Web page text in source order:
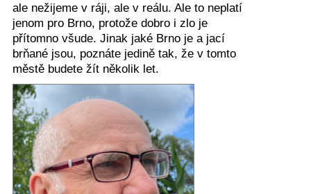
ale nežijeme v ráji, ale v reálu. Ale to neplatí
jenom pro Brno, protože dobro i zlo je
přítomno všude. Jinak jaké Brno je a jací
brňané jsou, poznáte jedině tak, že v tomto
městě budete žít několik let.